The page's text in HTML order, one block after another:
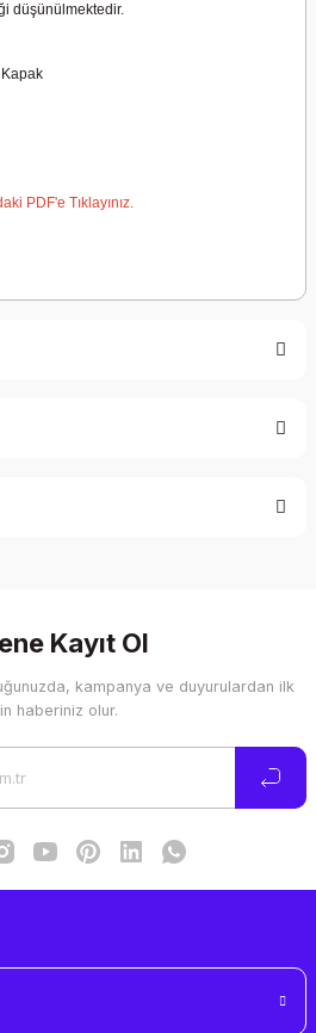
düşünülmektedir.
PDF'e Tıklayınız.
ederiz.
veya görüntülenemiyor.
Kayıt Ol
kampanya ve duyurulardan ilk
haberiniz olur.